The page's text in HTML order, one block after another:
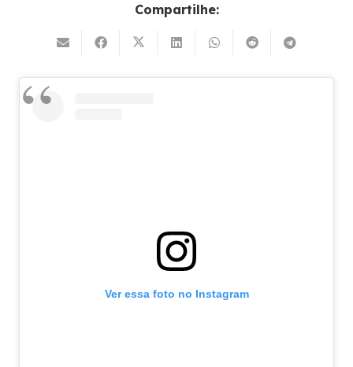
Compartilhe:
Ver essa foto no Instagram